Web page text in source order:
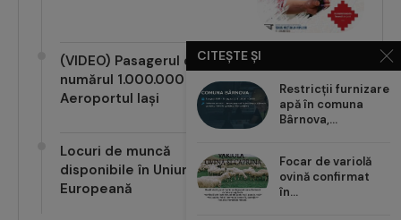
(VIDEO) Pasagerul cu
numărul 1.000.000 pe
Aeroportul Iași
Locuri de muncă
disponibile în Uniunea
Europeană
CITEȘTE ȘI
Restricții furnizare
apă în comuna
Bârnova,...
Focar de variolă
ovină confirmat
în...